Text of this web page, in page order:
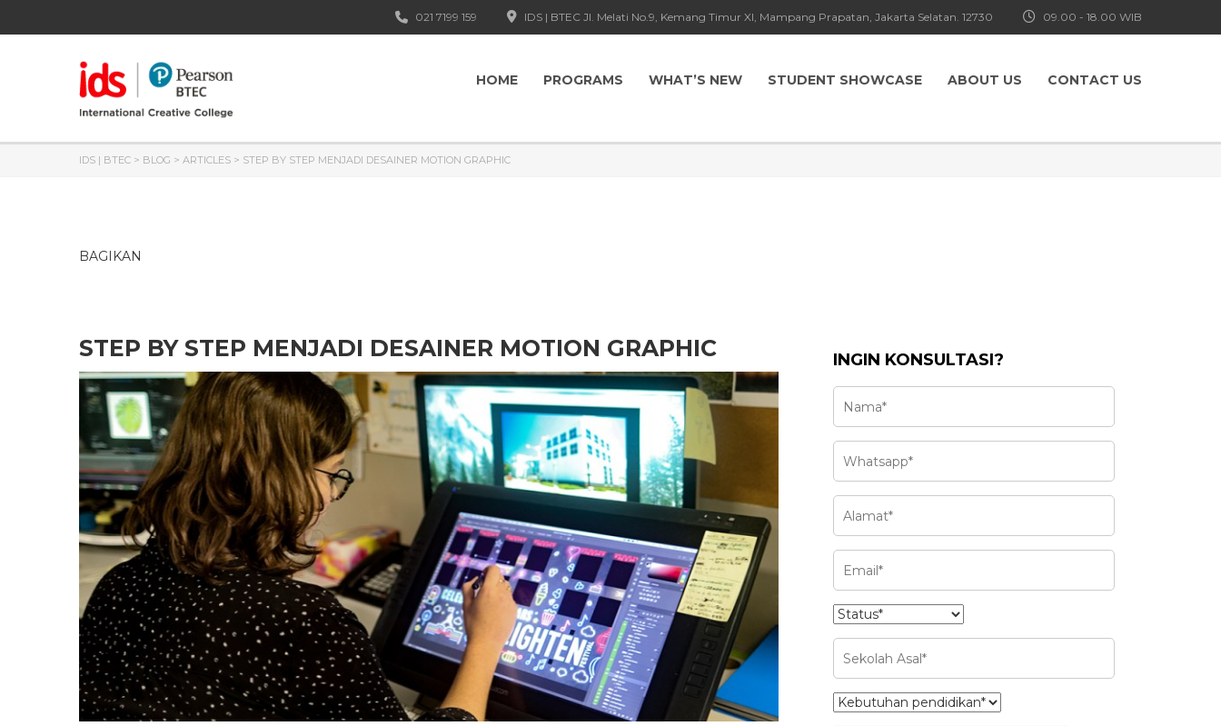
09.00 - 18.00 WIB
IDS | BTEC Jl. Melati No.9, Kemang Timur XI, Mampang Prapatan, Jakarta Selatan. 12730
021 7199 159
HOME PROGRAMS WHAT’S NEW STUDENT SHOWCASE ABOUT US CONTACT US
IDS | BTEC > BLOG > ARTICLES > STEP BY STEP MENJADI DESAINER MOTION GRAPHIC
BAGIKAN
STEP BY STEP MENJADI DESAINER MOTION GRAPHIC INGIN KONSULTASI?